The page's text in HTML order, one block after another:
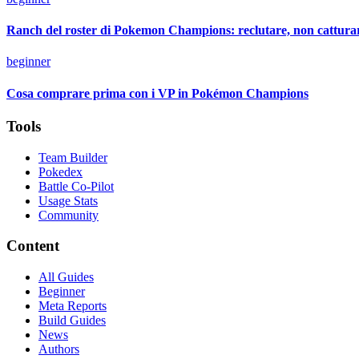
Ranch del roster di Pokemon Champions: reclutare, non
beginner
Cosa comprare prima con i VP in Pokémon Champions
Tools
Team Builder
Pokedex
Battle Co-Pilot
Usage Stats
Community
Content
All Guides
Beginner
Meta Reports
Build Guides
News
Authors